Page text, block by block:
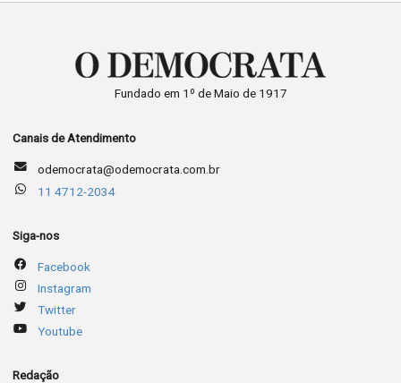
Fundado em 1º de Maio de 1917
Canais de Atendimento
odemocrata@odemocrata.com.br
11 4712-2034
Siga-nos
Facebook
Instagram
Twitter
Youtube
Redação